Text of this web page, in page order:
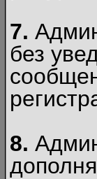
7.
без
8.